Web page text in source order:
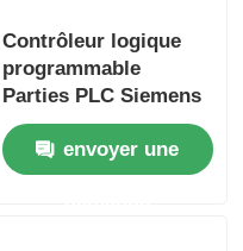
Contrôleur logique
programmable
Parties PLC Siemens
Avec une vitesse de
traitement de 25 Ns/
étape et 2 entrées
envoyer une